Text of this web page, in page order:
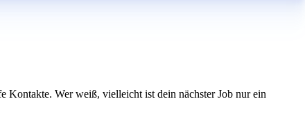
Kontakte. Wer weiß, vielleicht ist dein nächster Job nur ein